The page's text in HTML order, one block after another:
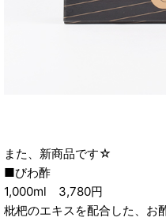
また、新商品です☆
■びわ酢
1,000ml 3,780円
枇杷のエキスを配合した、お